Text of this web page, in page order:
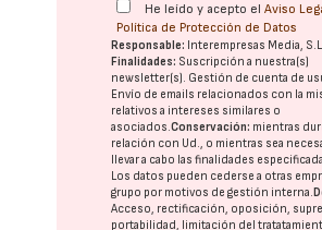
He leído y acepto elAviso
Política de Protección de Datos
Responsable: Interempresas Media,
Finalidades: Suscripción a nuestra(s)
newsletter(s). Gestión de cuenta de
Envío de emails relacionados con la
relativos a intereses similares o
asociados.Conservación: mientras
relación con Ud., o mientras sea
llevar a cabo las finalidades
Los datos pueden cederse a otras
grupo por motivos de gestión interna.
Acceso, rectificación, oposición,
portabilidad, limitación del